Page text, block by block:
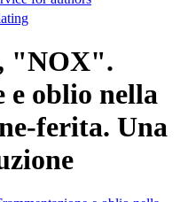
"NOX".
e oblio nella
ferita. Una